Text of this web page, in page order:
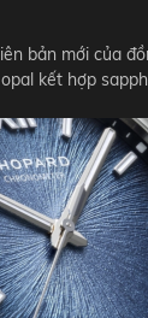
bản mới của
kết hợp